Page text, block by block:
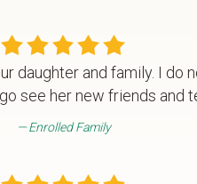
daughter and family. I do
see her new friends and
Enrolled Family